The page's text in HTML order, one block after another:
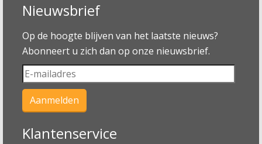
Nieuwsbrief
Op de hoogte blijven van het laatste nieuws?
Abonneert u zich dan op onze nieuwsbrief.
Klantenservice